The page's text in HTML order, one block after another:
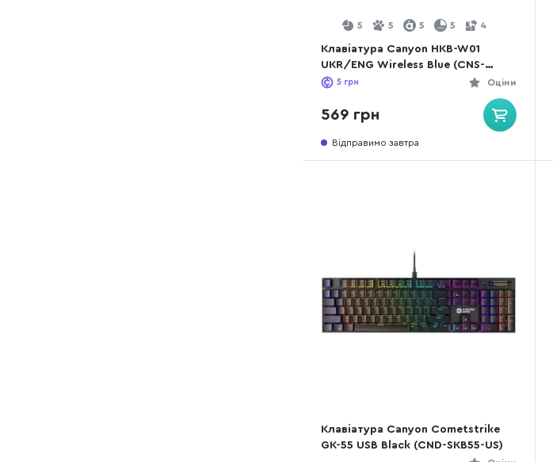
5 5 5 5 4
Клавіатура Canyon HKB-W01
UKR/ENG Wireless Blue (CNS-
HKBW01BL)
Оціни
5 грн
569 грн
Відправимо завтра
Клавіатура Canyon Cometstrike
GK-55 USB Black (CND-SKB55-US)